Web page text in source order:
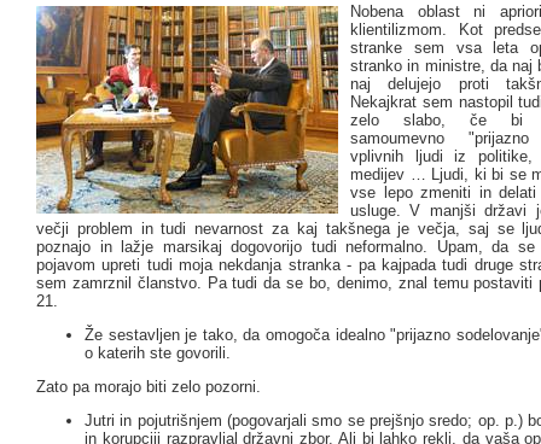
Nobena oblast ni
klientilizmom. Kot
stranke sem vsa leta
stranko in ministre, da naj
naj delujejo proti
Nekajkrat sem nastopil
zelo slabo, če bi
samoumevno "prijazno
vplivnih ljudi iz politike,
medijev … Ljudi, ki bi se
vse lepo zmeniti in delati
usluge. V manjši državi
večji problem in tudi nevarnost za kaj takšnega je večja, saj se
poznajo in lažje marsikaj dogovorijo tudi neformalno. Upam, da
pojavom upreti tudi moja nekdanja stranka - pa kajpada tudi druge
sem zamrznil članstvo. Pa tudi da se bo, denimo, znal temu postaviti
21.
Že sestavljen je tako, da omogoča idealno "prijazno
o katerih ste govorili.
Zato pa morajo biti zelo pozorni.
Jutri in pojutrišnjem (pogovarjali smo se prejšnjo sredo; op. p.)
in korupciji razpravljal državni zbor. Ali bi lahko rekli, da vaša